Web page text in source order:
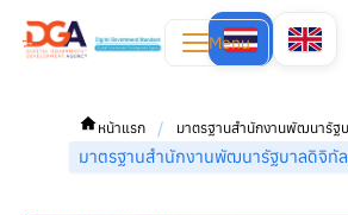
Menu
หน้าแรก / มาตรฐานสำนักงานพัฒนารัฐ
มาตรฐานสํานักงานพัฒนารัฐบาลดิจิทัล